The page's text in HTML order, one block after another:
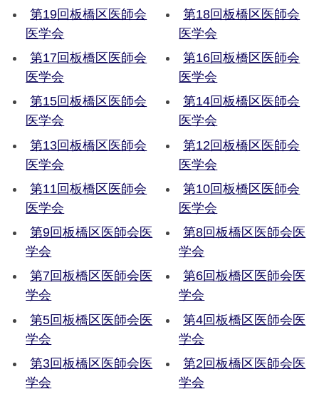
第19回板橋区医師会
医学会
第18回板橋区医師会
医学会
第17回板橋区医師会
医学会
第16回板橋区医師会
医学会
第15回板橋区医師会
医学会
第14回板橋区医師会
医学会
第13回板橋区医師会
医学会
第12回板橋区医師会
医学会
第11回板橋区医師会
医学会
第10回板橋区医師会
医学会
第9回板橋区医師会医
学会
第8回板橋区医師会医
学会
第7回板橋区医師会医
学会
第6回板橋区医師会医
学会
第5回板橋区医師会医
学会
第4回板橋区医師会医
学会
第3回板橋区医師会医
学会
第2回板橋区医師会医
学会